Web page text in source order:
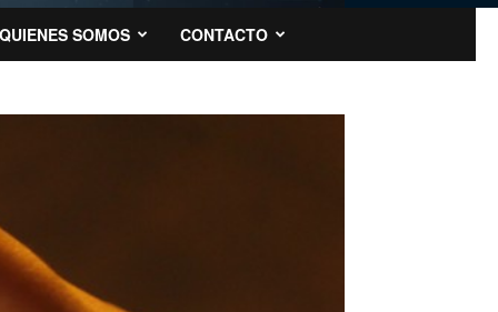
QUIENES SOMOS CONTACTO